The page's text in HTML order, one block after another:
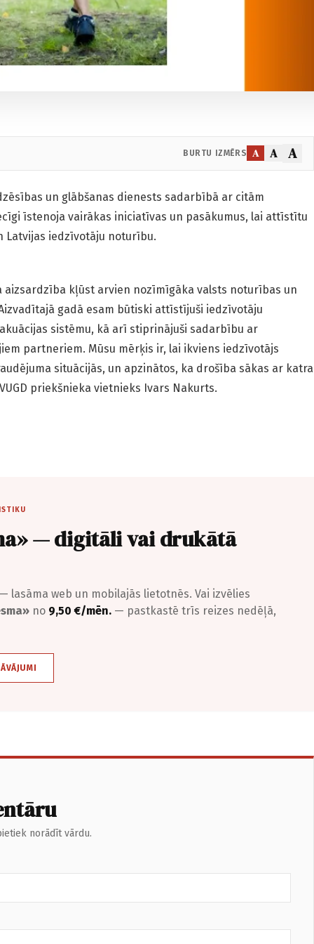
BURTU IZMĒRS A A A
un glābšanas dienests sadarbībā ar citām
īstenoja vairākas iniciatīvas un pasākumus, lai attīstītu
Latvijas iedzīvotāju noturību.
aizsardzība kļūst arvien nozīmīgāka valsts noturības un
gadā esam būtiski attīstījuši iedzīvotāju
sistēmu, kā arī stiprinājuši sadarbību ar
partneriem. Mūsu mērķis ir, lai ikviens iedzīvotājs
situācijās, un apzinātos, ka drošība sākas ar katra
priekšnieka vietnieks Ivars Nakurts.
— digitāli vai drukātā
lasāma web un mobilajās lietotnēs. Vai izvēlies
no 9,50 €/mēn. — pastkastē trīs reizes nedēļā,
norādīt vārdu.